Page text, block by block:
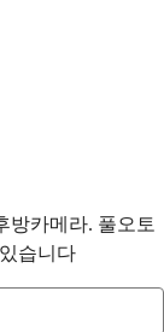
방카메라. 풀오토
습니다